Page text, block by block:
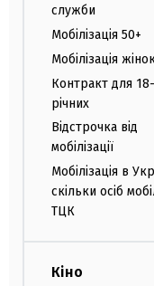
служби
Мобілізація 50+
Мобілізація
Контракт для
річних
Відстрочка від
мобілізації
Мобілізація в
скільки осіб
ТЦК
Кіно